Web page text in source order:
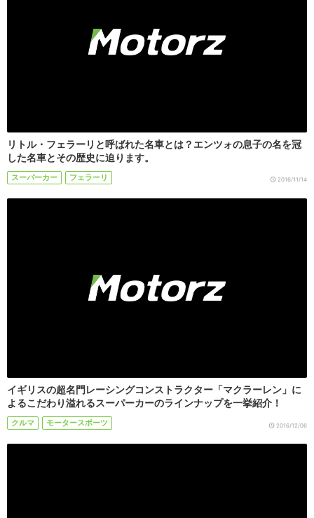
リトル・フェラーリと呼ばれた名車とは？エンツォの息子の名を冠
した名車とその歴史に迫ります。
スーパーカー フェラーリ 2016/11/14
イギリスの超名門レーシングコンストラクター「マクラーレン」に
よるこだわり溢れるスーパーカーのラインナップを一挙紹介！
クルマ モータースポーツ 2016/12/06